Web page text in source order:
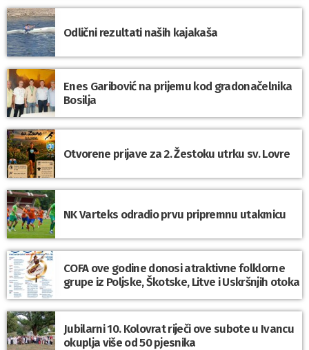
Odlični rezultati naših kajakaša
Enes Garibović na prijemu kod gradonačelnika
Bosilja
Otvorene prijave za 2. Žestoku utrku sv. Lovre
NK Varteks odradio prvu pripremnu utakmicu
COFA ove godine donosi atraktivne folklorne
grupe iz Poljske, Škotske, Litve i Uskršnjih otoka
Jubilarni 10. Kolovrat riječi ove subote u Ivancu
okuplja više od 50 pjesnika